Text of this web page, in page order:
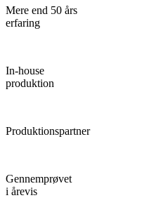
Mere end 50 års
erfaring
In-house
produktion
Produktionspartner
Gennemprøvet
i årevis